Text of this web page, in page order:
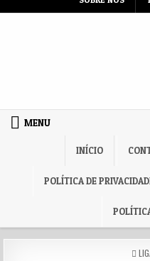
MENU
INÍCIO
POLÍTICA DE